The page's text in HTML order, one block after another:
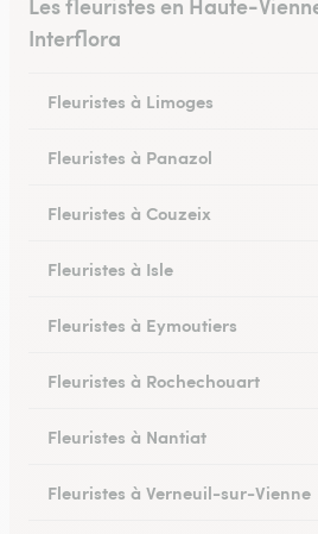
Interflora
Fleuristes à Limoges
Fleuristes à Panazol
Fleuristes à Couzeix
Fleuristes à Isle
Fleuristes à Eymoutiers
Fleuristes à Rochechouart
Fleuristes à Nantiat
Fleuristes à Verneuil-sur-Vienne